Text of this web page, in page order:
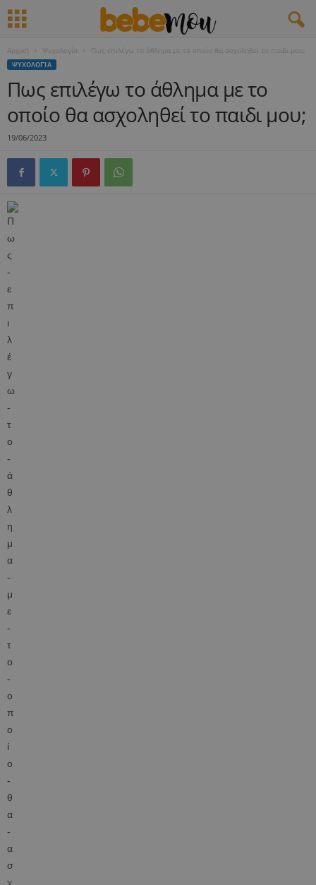
Αρχική Ψυχολογία Πως επιλέγω το άθλημα με το οποίο θα ασχοληθεί το παιδι μου;
ΨΥΧΟΛΟΓΊΑ
Πως επιλέγω το άθλημα με το
οποίο θα ασχοληθεί το παιδι μου;
19/06/2023